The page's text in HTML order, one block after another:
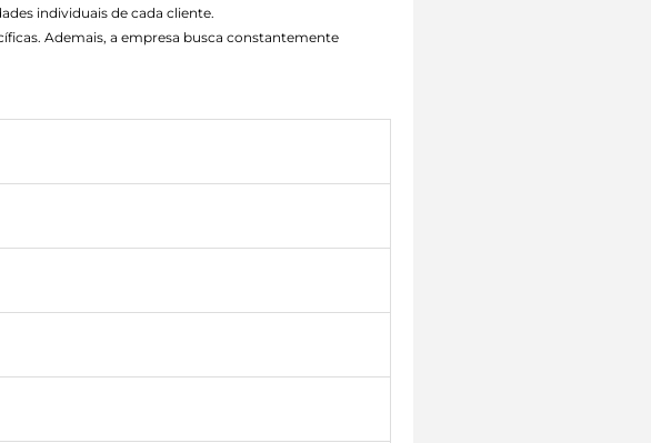
individuais de cada cliente.
Ademais, a empresa busca constantemente